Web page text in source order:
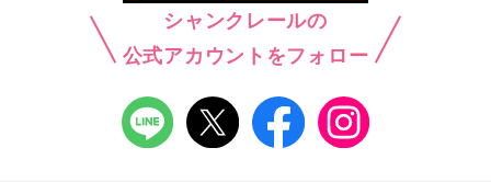
シャンクレールの
公式アカウントをフォロー